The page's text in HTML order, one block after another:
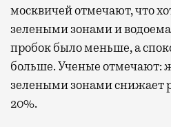
москвичей отмечают, что
зелеными зонами и
пробок было меньше, а
больше. Ученые отмечают:
зелеными зонами снижает
20%.